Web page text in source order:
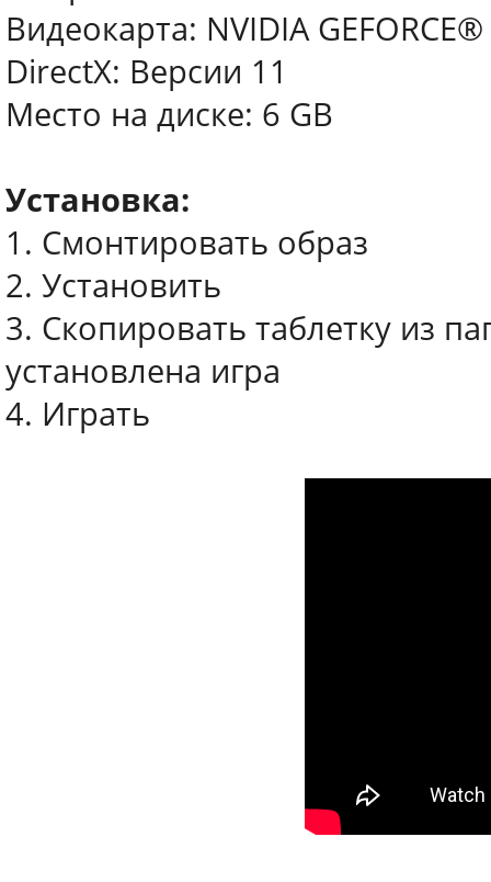
Видеокарта: NVIDIA
DirectX: Версии 11
Место на диске: 6 GB
Установка:
1. Смонтировать образ
2. Установить
3. Скопировать таблетку из
установлена игра
4. Играть